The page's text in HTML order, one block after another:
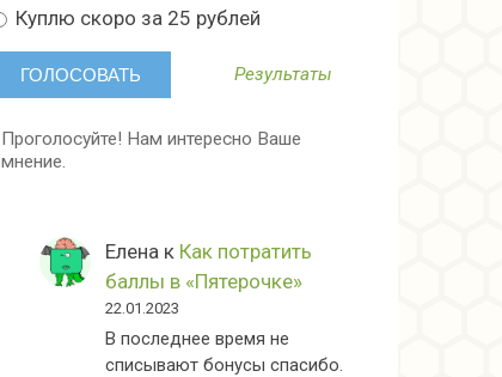
Куплю скоро за 25 рублей
Результаты
Проголосуйте! Нам интересно Ваше
мнение.
Елена к Как потратить
баллы в «Пятерочке»
22.01.2023
В последнее время не
списывают бонусы спасибо.